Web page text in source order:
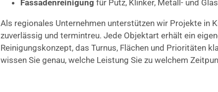
Fassadenreinigung für Putz, Klinker, Metall- und
Als regionales Unternehmen unterstützen wir Projekte in
zuverlässig und termintreu. Jede Objektart erhält ein
Reinigungskonzept, das Turnus, Flächen und Prioritäten
wissen Sie genau, welche Leistung Sie zu welchem